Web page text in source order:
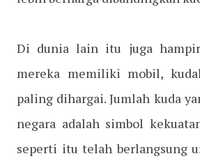
Di dunia lain itu juga hampir
mereka memiliki mobil,
paling dihargai. Jumlah kuda
negara adalah simbol
seperti itu telah berlangsung